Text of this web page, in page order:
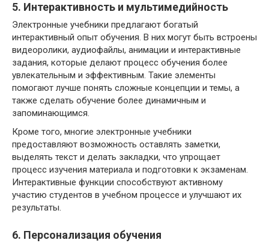
5. Интерактивность и мультимедийность
Электронные учебники предлагают богатый
интерактивный опыт обучения. В них могут быть встроены
видеоролики, аудиофайлы, анимации и интерактивные
задания, которые делают процесс обучения более
увлекательным и эффективным. Такие элементы
помогают лучше понять сложные концепции и темы, а
также сделать обучение более динамичным и
запоминающимся.
Кроме того, многие электронные учебники
предоставляют возможность оставлять заметки,
выделять текст и делать закладки, что упрощает
процесс изучения материала и подготовки к экзаменам.
Интерактивные функции способствуют активному
участию студентов в учебном процессе и улучшают их
результаты.
6. Персонализация обучения